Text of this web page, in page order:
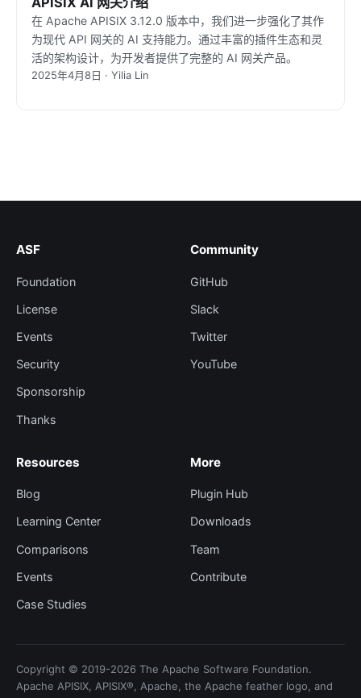
在 Apache APISIX 3.12.0 版本中，我们进一步强化了其作
为现代 API 网关的 AI 支持能力。通过丰富的插件生态和灵
活的架构设计，为开发者提供了完整的 AI 网关产品。
2025年4月8日 · Yilia Lin
ASF
Foundation
License
Events
Security
Sponsorship
Thanks
Community
GitHub
Slack
Twitter
YouTube
Resources
Blog
Learning Center
Comparisons
Events
Case Studies
More
Plugin Hub
Downloads
Team
Contribute
Copyright © 2019-2026 The Apache Software Foundation.
Apache APISIX, APISIX®, Apache, the Apache feather logo, and